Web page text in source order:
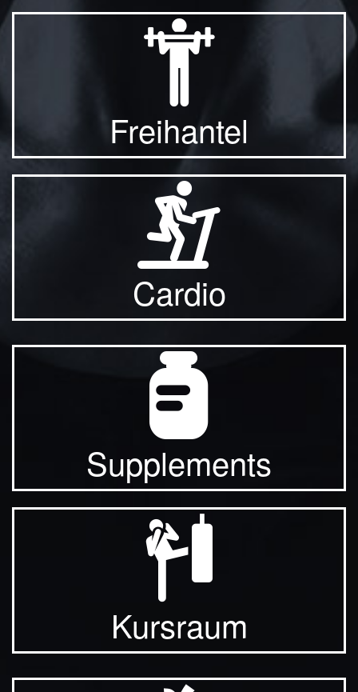
Freihantel
Cardio
Supplements
Kursraum